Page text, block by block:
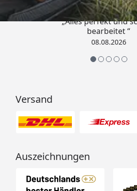
„Alles perfekt und
bearbeitet “
08.08.2026
Versand
Auszeichnungen